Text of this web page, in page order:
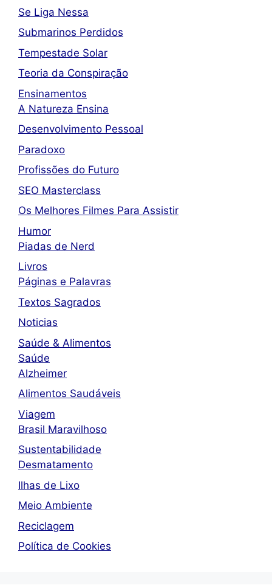
Se Liga Nessa
Submarinos Perdidos
Tempestade Solar
Teoria da Conspiração
Ensinamentos
A Natureza Ensina
Desenvolvimento Pessoal
Paradoxo
Profissões do Futuro
SEO Masterclass
Os Melhores Filmes Para Assistir
Humor
Piadas de Nerd
Livros
Páginas e Palavras
Textos Sagrados
Noticias
Saúde & Alimentos
Saúde
Alzheimer
Alimentos Saudáveis
Viagem
Brasil Maravilhoso
Sustentabilidade
Desmatamento
Ilhas de Lixo
Meio Ambiente
Reciclagem
Política de Cookies